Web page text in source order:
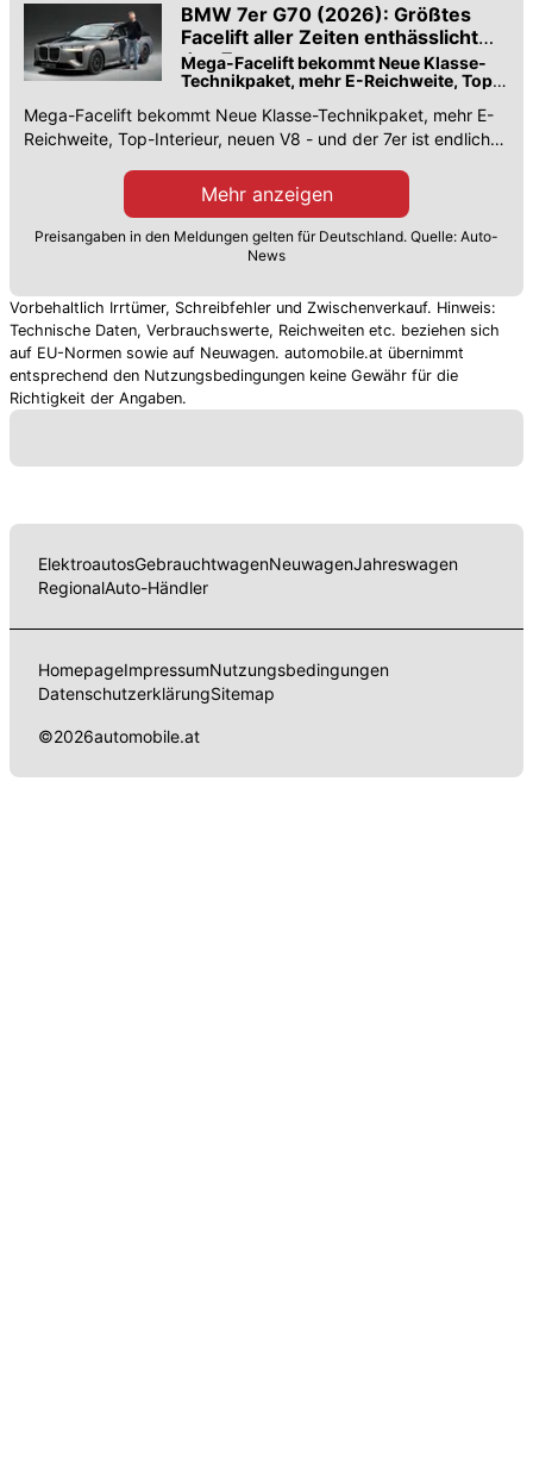
BMW 7er G70 (2026): Größtes
Facelift aller Zeiten enthässlicht
den 7er
Mega-Facelift bekommt Neue Klasse-
Technikpaket, mehr E-Reichweite, Top-
endlich wieder ansehnlich
Mega-Facelift bekommt Neue Klasse-Technikpaket, mehr E-
Reichweite, Top-Interieur, neuen V8 - und der 7er ist endlich
Mehr anzeigen
Preisangaben in den Meldungen gelten für Deutschland. Quelle: Auto-
News
Vorbehaltlich Irrtümer, Schreibfehler und Zwischenverkauf. Hinweis:
Technische Daten, Verbrauchswerte, Reichweiten etc. beziehen sich
auf EU-Normen sowie auf Neuwagen. automobile.at übernimmt
entsprechend den Nutzungsbedingungen keine Gewähr für die
Richtigkeit der Angaben.
ElektroautosGebrauchtwagenNeuwagenJahreswagen
RegionalAuto-Händler
HomepageImpressumNutzungsbedingungen
DatenschutzerklärungSitemap
©2026automobile.at